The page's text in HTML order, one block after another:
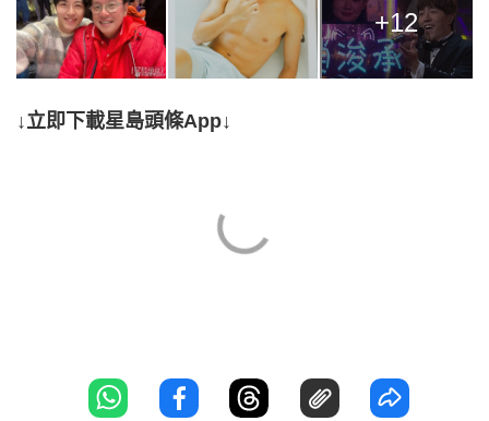
+12
↓立即下載星島頭條App↓